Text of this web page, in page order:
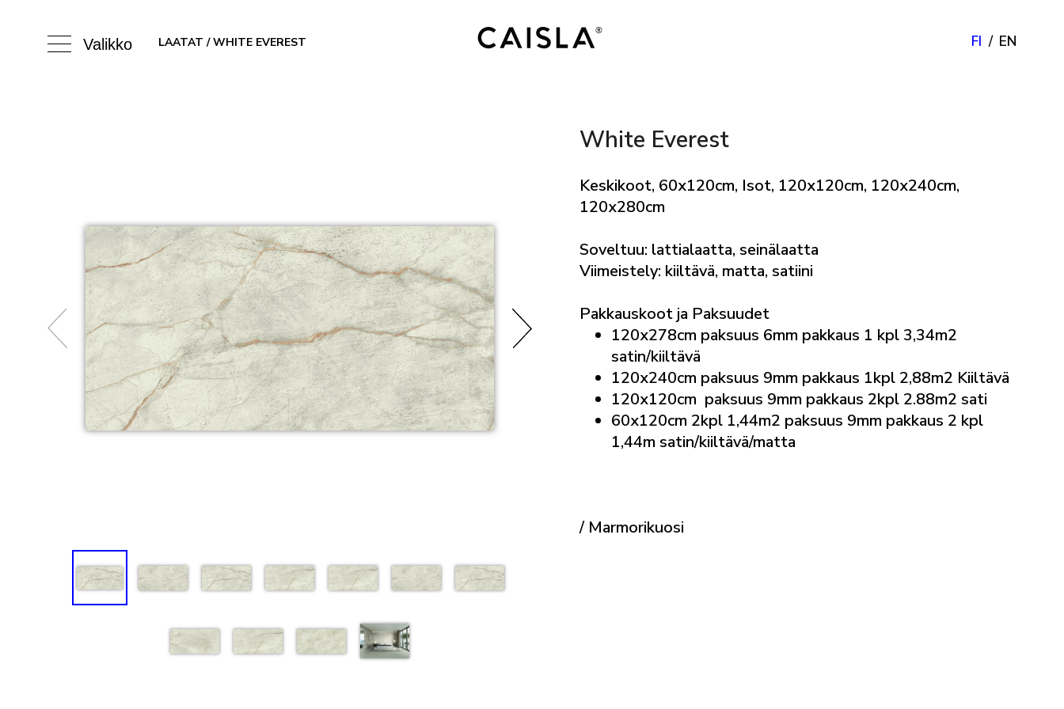
Valikko LAATAT / WHITE EVEREST FI EN
White Everest
Keskikoot, 60x120cm, Isot, 120x120cm, 120x240cm,
120x280cm
Soveltuu: lattialaatta, seinälaatta
Viimeistely: kiiltävä, matta, satiini
Pakkauskoot ja Paksuudet
120x278cm paksuus 6mm pakkaus 1 kpl 3,34m2
satin/kiiltävä
120x240cm paksuus 9mm pakkaus 1kpl 2,88m2 Kiiltävä
120x120cm paksuus 9mm pakkaus 2kpl 2.88m2 sati
60x120cm 2kpl 1,44m2 paksuus 9mm pakkaus 2 kpl
1,44m satin/kiiltävä/matta
/ Marmorikuosi